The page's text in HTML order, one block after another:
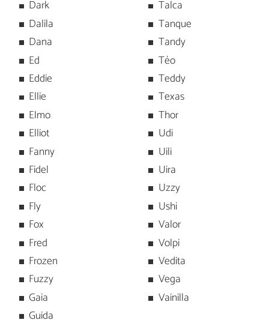
Dark
Dalila
Dana
Ed
Eddie
Ellie
Elmo
Elliot
Fanny
Fidel
Floc
Fly
Fox
Fred
Frozen
Fuzzy
Gaia
Guida
Talca
Tanque
Tandy
Téo
Teddy
Texas
Thor
Udi
Uili
Uira
Uzzy
Ushi
Valor
Volpi
Vedita
Vega
Vainilla